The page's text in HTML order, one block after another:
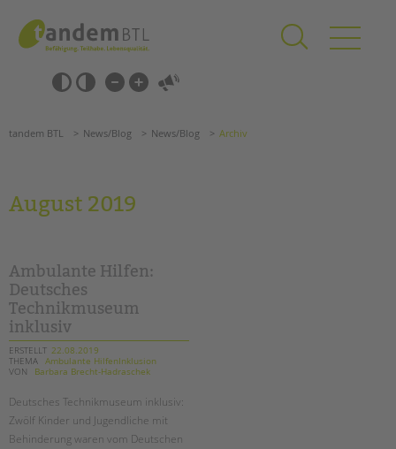
springen
Barrierefrei-
Einstellungen
überspringen
überspringen
Grundschulen
Förderzentren
Kollegs
EFöB
Schulbezogene Sozialarbeit
Tagesgruppen
EINGLIEDERUNGSHILFE
tandem BTL News/Blog News/Blog Archiv
August 2019
Ambulante Hilfen:
Deutsches
Technikmuseum
inklusiv
ERSTELLT 22.08.2019
THEMA Ambulante HilfenInklusion
VON
Barbara Brecht-Hadraschek
Deutsches Technikmuseum inklusiv:
Zwölf Kinder und Jugendliche mit
Behinderung waren vom Deutschen